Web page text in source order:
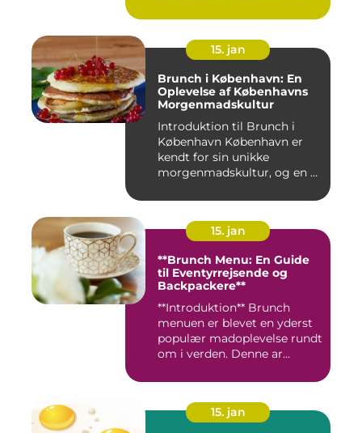
15. jan
Brunch i København: En
Oplevelse af Københavns
Morgenmadskultur
Introduktion til Brunch i
København København er
kendt for sin unikke
morgenmadskultur, og en af
15. jan
**Brunch Menu: En Guide
til Eventyrrejsende og
Backpackere**
**Introduktion** Brunch
menuen er blevet en yderst
populær madoplevelse rundt
om i verden. Denne ar...
15. jan